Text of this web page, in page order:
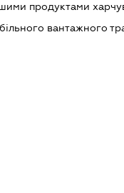
продуктами
вантажного